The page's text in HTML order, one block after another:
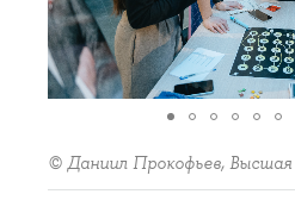
© Даниил Прокофьев, Высшая